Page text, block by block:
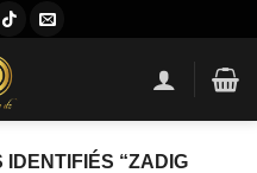
IDENTIFIÉS “ZADIG